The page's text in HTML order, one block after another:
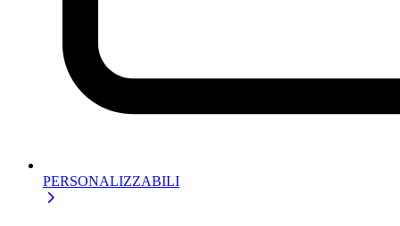
PERSONALIZZABILI